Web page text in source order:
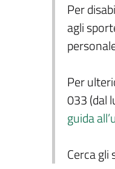
Per
agli
Per
033 (dal
guida
Cerca gli